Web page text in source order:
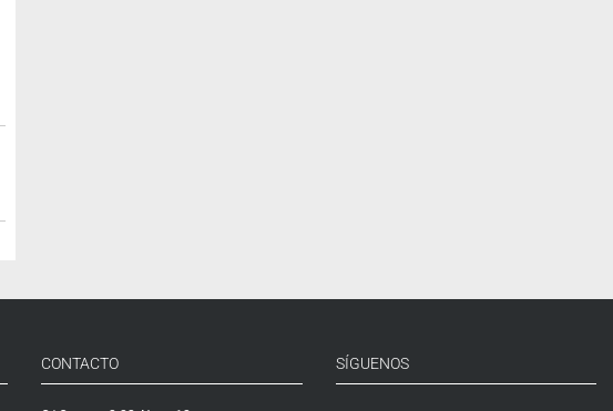
CONTACTO SÍGUENOS